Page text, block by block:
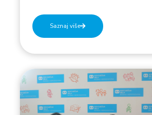
Saznaj više